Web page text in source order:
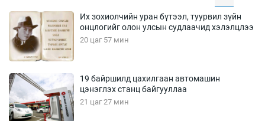
Их зохиолчийн уран бүтээл, туурвил зүйн
онцлогийг олон улсын судлаачид хэлэлцлээ
20 цаг 57 мин
19 байршилд цахилгаан автомашин
цэнэглэх станц байгууллаа
21 цаг 27 мин